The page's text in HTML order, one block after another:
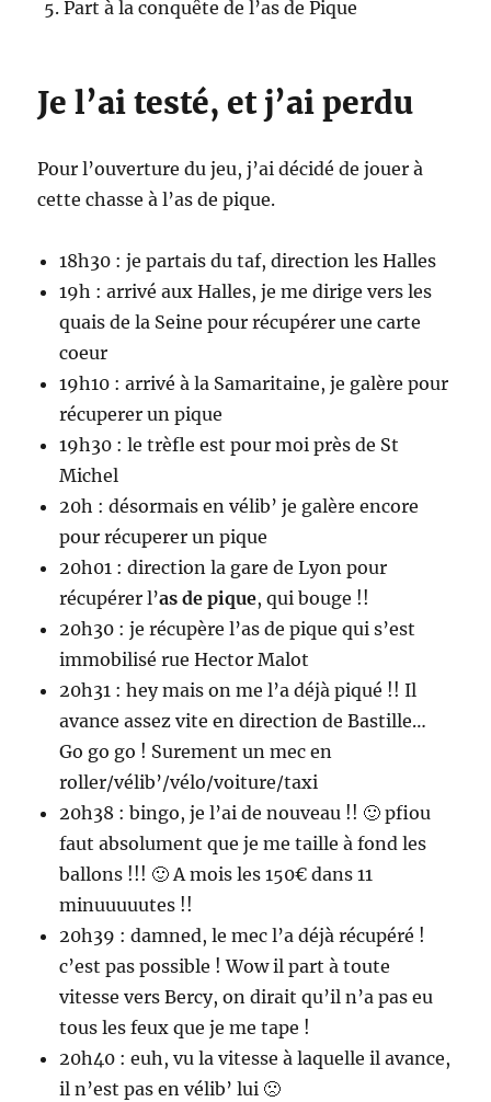
Part à la conquête de l’as de Pique
Je l’ai testé, et j’ai perdu
Pour l’ouverture du jeu, j’ai décidé de jouer à
cette chasse à l’as de pique.
18h30 : je partais du taf, direction les Halles
19h : arrivé aux Halles, je me dirige vers les
quais de la Seine pour récupérer une carte
coeur
19h10 : arrivé à la Samaritaine, je galère pour
récuperer un pique
19h30 : le trèfle est pour moi près de St
Michel
20h : désormais en vélib’ je galère encore
pour récuperer un pique
20h01 : direction la gare de Lyon pour
récupérer l’as de pique, qui bouge !!
20h30 : je récupère l’as de pique qui s’est
immobilisé rue Hector Malot
20h31 : hey mais on me l’a déjà piqué !! Il
avance assez vite en direction de Bastille…
Go go go ! Surement un mec en
roller/vélib’/vélo/voiture/taxi
20h38 : bingo, je l’ai de nouveau !! 🙂 pfiou
faut absolument que je me taille à fond les
ballons !!! 🙂 A mois les 150€ dans 11
minuuuuutes !!
20h39 : damned, le mec l’a déjà récupéré !
c’est pas possible ! Wow il part à toute
vitesse vers Bercy, on dirait qu’il n’a pas eu
tous les feux que je me tape !
20h40 : euh, vu la vitesse à laquelle il avance,
il n’est pas en vélib’ lui 🙁